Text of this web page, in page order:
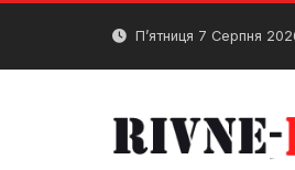
Skip
П’ятниця 7 Серпня 4